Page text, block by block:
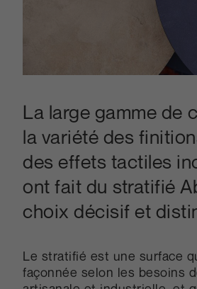
La large gamme de
la variété des
des effets tactiles
ont fait du stratifié
choix décisif et
Le stratifié est une surface
façonnée selon les besoins